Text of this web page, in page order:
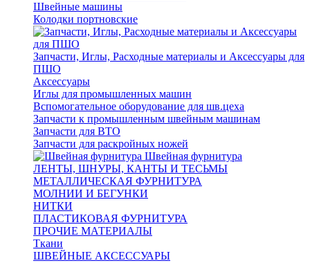
Швейные машины
Колодки портновские
Запчасти, Иглы, Расходные материалы и Аксессуары для
ПШО
Аксессуары
Иглы для промышленных машин
Вспомогательное оборудование для шв.цеха
Запчасти к промышленным швейным машинам
Запчасти для ВТО
Запчасти для раскройных ножей
Швейная фурнитура
ЛЕНТЫ, ШНУРЫ, КАНТЫ И ТЕСЬМЫ
МЕТАЛЛИЧЕСКАЯ ФУРНИТУРА
МОЛНИИ И БЕГУНКИ
НИТКИ
ПЛАСТИКОВАЯ ФУРНИТУРА
ПРОЧИЕ МАТЕРИАЛЫ
Ткани
ШВЕЙНЫЕ АКСЕССУАРЫ